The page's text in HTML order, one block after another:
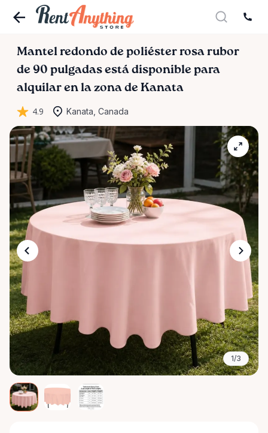
Mantel redondo de poliéster rosa rubor
de 90 pulgadas está disponible para
alquilar en la zona de Kanata
4.9 Kanata, Canada
1/3